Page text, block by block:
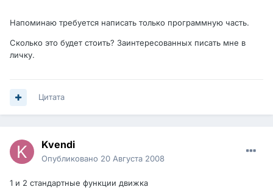
Напоминаю требуется написать только программную часть.
Сколько это будет стоить? Заинтересованных писать мне в
личку.
Цитата
Kvendi
Опубликовано 20 Августа 2008
1 и 2 стандартные функции движка